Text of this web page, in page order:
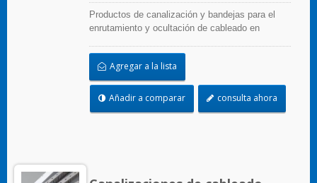
Productos de canalización y bandejas para el
enrutamiento y ocultación de cableado en
numerosas configuraciones, materiales, tamaños
y colores para adaptarse a cualquier aplicación.
Seleccione entre una amplia gama de accesorios
y herramientas para una fácil instalación.
Agregar a la lista
Añadir a comparar consulta ahora